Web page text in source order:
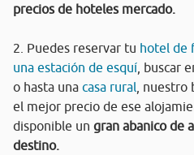
precios de hoteles mercado.
2. Puedes reservar tu hotel de
una estación de esquí , buscar
o hasta una casa rural ,
el mejor precio de ese
disponible un gran abanico de
destino.